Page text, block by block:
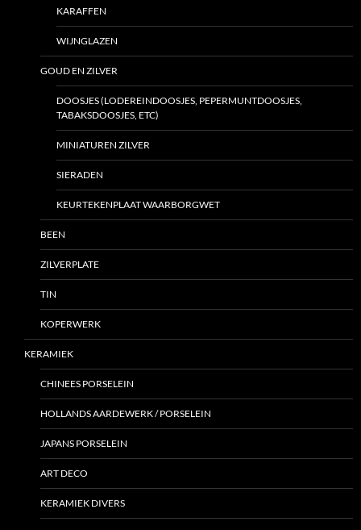
KARAFFEN
WIJNGLAZEN
GOUD EN ZILVER
DOOSJES (LODEREINDOOSJES, PEPERMUNTDOOSJES,
TABAKSDOOSJES, ETC)
MINIATUREN ZILVER
SIERADEN
KEURTEKENPLAAT WAARBORGWET
BEEN
ZILVERPLATE
TIN
KOPERWERK
KERAMIEK
CHINEES PORSELEIN
HOLLANDS AARDEWERK / PORSELEIN
JAPANS PORSELEIN
ART DECO
KERAMIEK DIVERS